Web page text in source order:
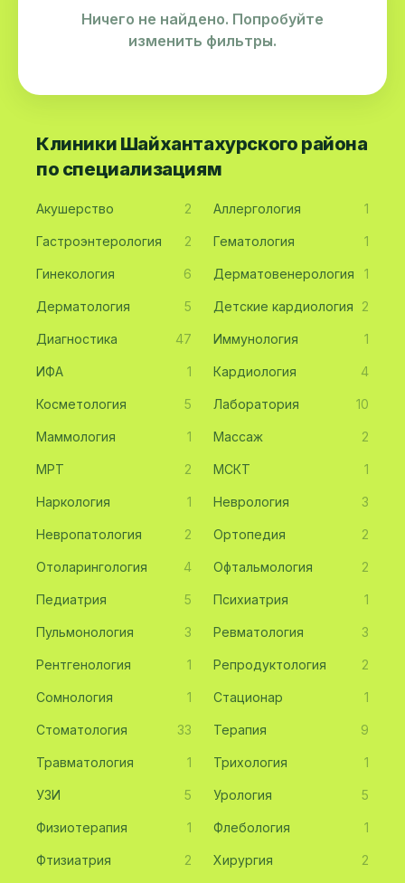
Ничего не найдено. Попробуйте
изменить фильтры.
Клиники Шайхантахурского района
по специализациям
Акушерство 2 Аллергология 1
Гастроэнтерология 2 Гематология 1
Гинекология 6 Дерматовенерология 1
Дерматология 5 Детские кардиология 2
Диагностика 47 Иммунология 1
ИФА 1 Кардиология 4
Косметология 5 Лаборатория 10
Маммология 1 Массаж 2
МРТ 2 МСКТ 1
Наркология 1 Неврология 3
Невропатология 2 Ортопедия 2
Отоларингология 4 Офтальмология 2
Педиатрия 5 Психиатрия 1
Пульмонология 3 Ревматология 3
Рентгенология 1 Репродуктология 2
Сомнология 1 Стационар 1
Стоматология 33 Терапия 9
Травматология 1 Трихология 1
УЗИ 5 Урология 5
Физиотерапия 1 Флебология 1
Фтизиатрия 2 Хирургия 2